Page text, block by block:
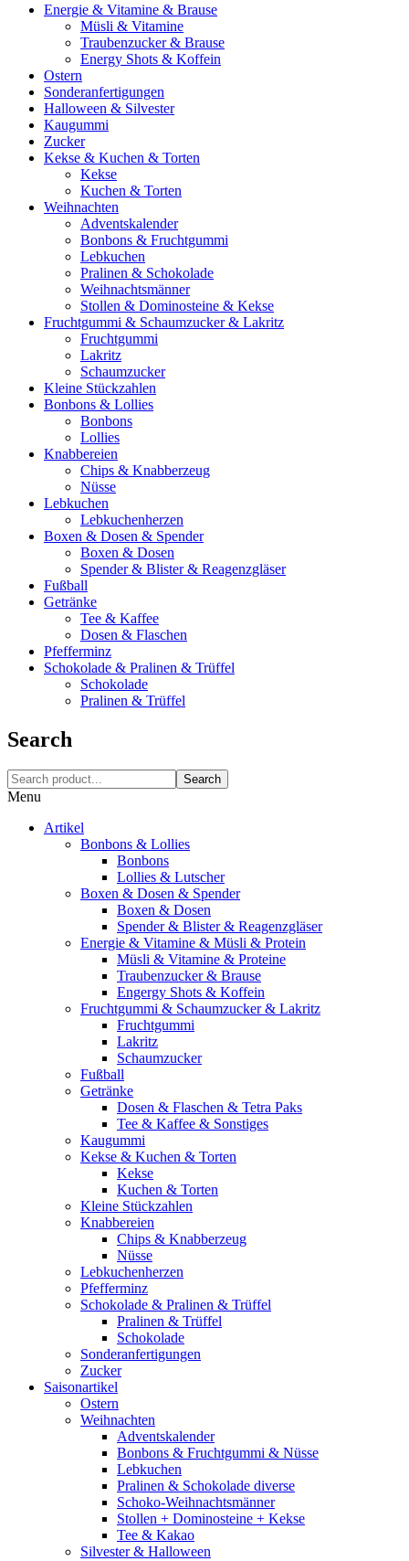
Energie & Vitamine & Brause
Müsli & Vitamine
Traubenzucker & Brause
Energy Shots & Koffein
Ostern
Sonderanfertigungen
Halloween & Silvester
Kaugummi
Zucker
Kekse & Kuchen & Torten
Kekse
Kuchen & Torten
Weihnachten
Adventskalender
Bonbons & Fruchtgummi
Lebkuchen
Pralinen & Schokolade
Weihnachtsmänner
Stollen & Dominosteine & Kekse
Fruchtgummi & Schaumzucker & Lakritz
Fruchtgummi
Lakritz
Schaumzucker
Kleine Stückzahlen
Bonbons & Lollies
Bonbons
Lollies
Knabbereien
Chips & Knabberzeug
Nüsse
Lebkuchen
Lebkuchenherzen
Boxen & Dosen & Spender
Boxen & Dosen
Spender & Blister & Reagenzgläser
Fußball
Getränke
Tee & Kaffee
Dosen & Flaschen
Pfefferminz
Schokolade & Pralinen & Trüffel
Schokolade
Pralinen & Trüffel
Search
Search
Menu
Artikel
Bonbons & Lollies
Bonbons
Lollies & Lutscher
Boxen & Dosen & Spender
Boxen & Dosen
Spender & Blister & Reagenzgläser
Energie & Vitamine & Müsli & Protein
Müsli & Vitamine & Proteine
Traubenzucker & Brause
Engergy Shots & Koffein
Fruchtgummi & Schaumzucker & Lakritz
Fruchtgummi
Lakritz
Schaumzucker
Fußball
Getränke
Dosen & Flaschen & Tetra Paks
Tee & Kaffee & Sonstiges
Kaugummi
Kekse & Kuchen & Torten
Kekse
Kuchen & Torten
Kleine Stückzahlen
Knabbereien
Chips & Knabberzeug
Nüsse
Lebkuchenherzen
Pfefferminz
Schokolade & Pralinen & Trüffel
Pralinen & Trüffel
Schokolade
Sonderanfertigungen
Zucker
Saisonartikel
Ostern
Weihnachten
Adventskalender
Bonbons & Fruchtgummi & Nüsse
Lebkuchen
Pralinen & Schokolade diverse
Schoko-Weihnachtsmänner
Stollen + Dominosteine + Kekse
Tee & Kakao
Silvester & Halloween